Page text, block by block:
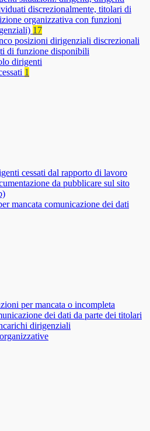
discrezionalmente, titolari di
organizzativa con funzioni
17
posizioni dirigenziali discrezionali
di funzione disponibili
dirigenti
1
cessati dal rapporto di lavoro
da pubblicare sul sito
mancata comunicazione dei dati
per mancata o incompleta
dei dati da parte dei titolari
dirigenziali